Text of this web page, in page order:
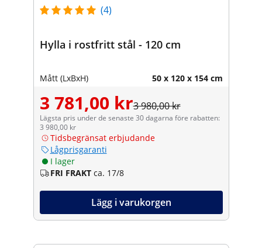
(4)
Hylla i rostfritt stål - 120 cm
Mått (LxBxH) 50 x 120 x 154 cm
3 781,00 kr3 980,00 kr
Lägsta pris under de senaste 30 dagarna före rabatten:
3 980,00 kr
Tidsbegränsat erbjudande
Lågprisgaranti
I lager
FRI FRAKT ca. 17/8
Lägg i varukorgen